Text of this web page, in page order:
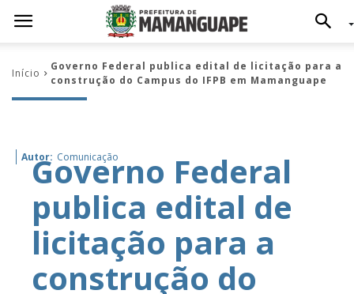
Início
Governo Federal publica edital de licitação para a
construção do Campus do IFPB em Mamanguape
Autor: Comunicação
Governo Federal
publica edital de
licitação para a
construção do